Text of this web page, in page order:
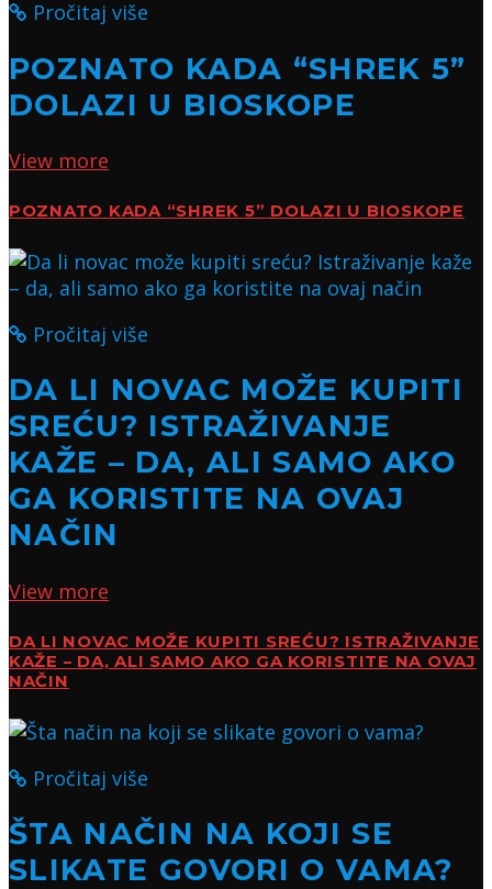
Pročitaj više
POZNATO KADA “SHREK 5”
DOLAZI U BIOSKOPE
View more
POZNATO KADA “SHREK 5” DOLAZI U BIOSKOPE
Pročitaj više
DA LI NOVAC MOŽE KUPITI
SREĆU? ISTRAŽIVANJE
KAŽE – DA, ALI SAMO AKO
GA KORISTITE NA OVAJ
NAČIN
View more
DA LI NOVAC MOŽE KUPITI SREĆU? ISTRAŽIVANJE
KAŽE – DA, ALI SAMO AKO GA KORISTITE NA OVAJ
NAČIN
Pročitaj više
ŠTA NAČIN NA KOJI SE
SLIKATE GOVORI O VAMA?